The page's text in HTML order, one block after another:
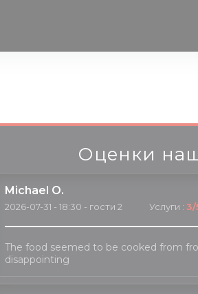
Оценки
Michael O
2026-07-31 - 18:30 - гости 2 Услуги : 3/
The food seemed to be cooked from
disappointing